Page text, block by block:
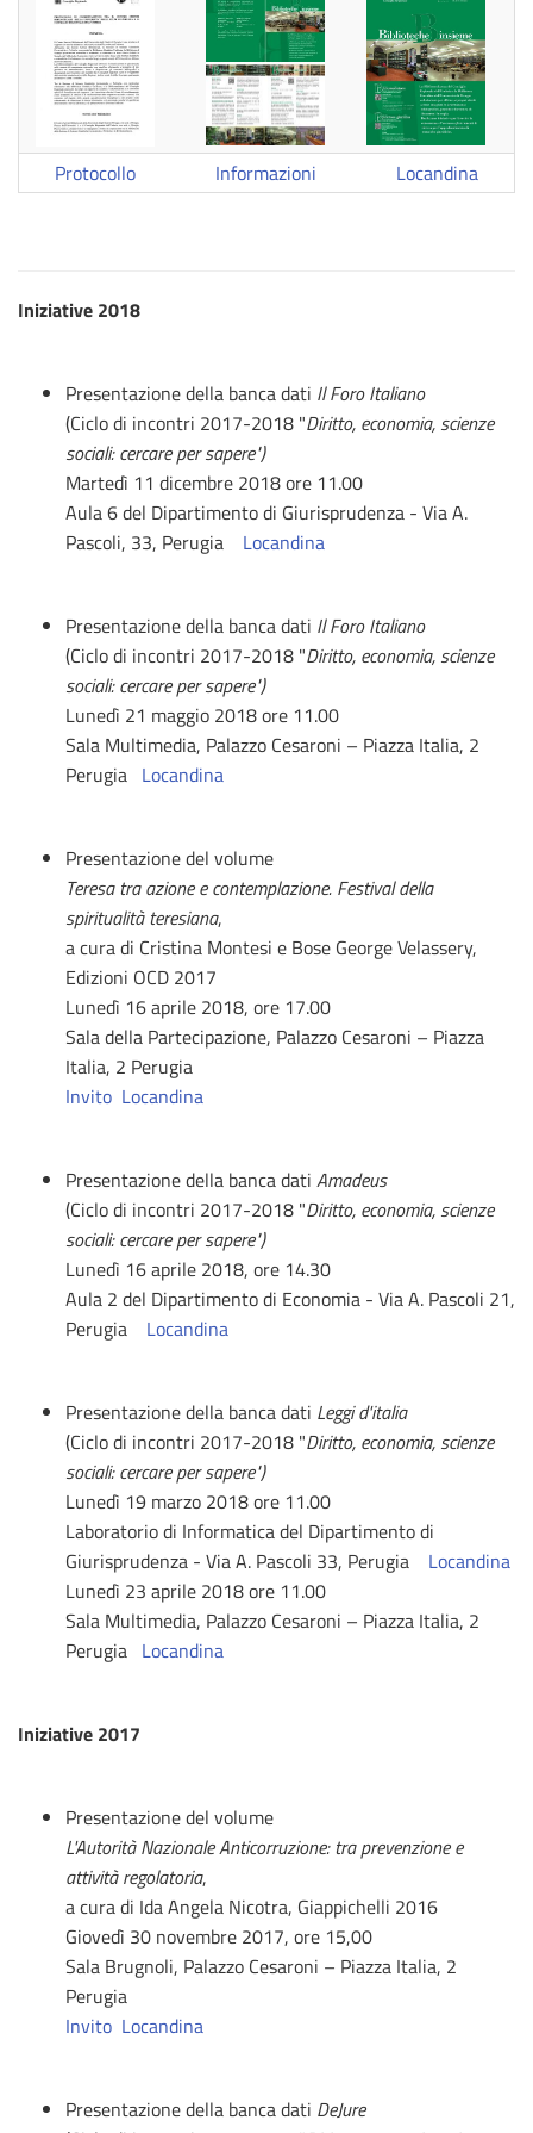
Protocollo Informazioni Locandina
Iniziative 2018
Presentazione della banca dati Il Foro Italiano
(Ciclo di incontri 2017-2018 "Diritto, economia, scienze
sociali: cercare per sapere")
Martedì 11 dicembre 2018 ore 11.00
Aula 6 del Dipartimento di Giurisprudenza - Via A.
Pascoli, 33, Perugia Locandina
Presentazione della banca dati Il Foro Italiano
(Ciclo di incontri 2017-2018 "Diritto, economia, scienze
sociali: cercare per sapere")
Lunedì 21 maggio 2018 ore 11.00
Sala Multimedia, Palazzo Cesaroni – Piazza Italia, 2
Perugia Locandina
Presentazione del volume
Teresa tra azione e contemplazione. Festival della
spiritualità teresiana,
a cura di Cristina Montesi e Bose George Velassery,
Edizioni OCD 2017
Lunedì 16 aprile 2018, ore 17.00
Sala della Partecipazione, Palazzo Cesaroni – Piazza
Italia, 2 Perugia
Invito Locandina
Presentazione della banca dati Amadeus
(Ciclo di incontri 2017-2018 "Diritto, economia, scienze
sociali: cercare per sapere")
Lunedì 16 aprile 2018, ore 14.30
Aula 2 del Dipartimento di Economia - Via A. Pascoli 21,
Perugia Locandina
Presentazione della banca dati Leggi d'italia
(Ciclo di incontri 2017-2018 "Diritto, economia, scienze
sociali: cercare per sapere")
Lunedì 19 marzo 2018 ore 11.00
Laboratorio di Informatica del Dipartimento di
Giurisprudenza - Via A. Pascoli 33, Perugia Locandina
Lunedì 23 aprile 2018 ore 11.00
Sala Multimedia, Palazzo Cesaroni – Piazza Italia, 2
Perugia Locandina
Iniziative 2017
Presentazione del volume
L'Autorità Nazionale Anticorruzione: tra prevenzione e
attività regolatoria,
a cura di Ida Angela Nicotra, Giappichelli 2016
Giovedì 30 novembre 2017, ore 15,00
Sala Brugnoli, Palazzo Cesaroni – Piazza Italia, 2
Perugia
Invito Locandina
Presentazione della banca dati DeJure